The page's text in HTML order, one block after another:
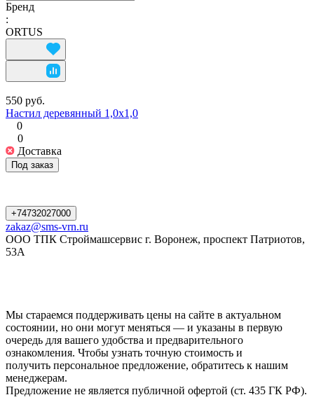
Бренд
:
ORTUS
550 руб.
Настил деревянный 1,0х1,0
0
0
Доставка
Под заказ
+74732027000
zakaz@sms-vrn.ru
ООО ТПК Строймашсервис г. Воронеж, проспект Патриотов,
53А
Мы стараемся поддерживать цены на сайте в актуальном
состоянии, но они могут меняться — и указаны в первую
очередь для вашего удобства и предварительного
ознакомления. Чтобы узнать точную стоимость и
получить персональное предложение, обратитесь к нашим
менеджерам.
Предложение не является публичной офертой (ст. 435 ГК РФ).